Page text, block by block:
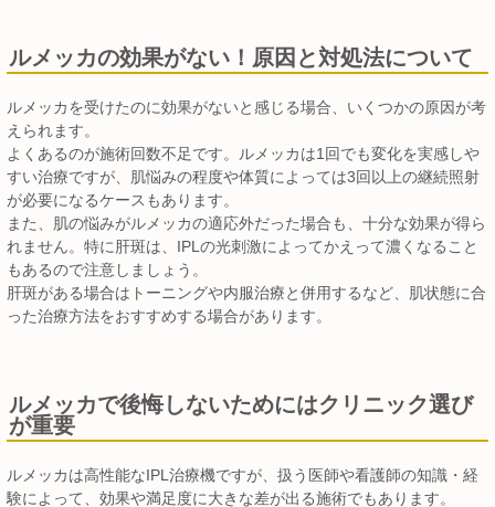
ルメッカの効果がない！原因と対処法について
ルメッカを受けたのに効果がないと感じる場合、いくつかの原因が考
えられます。
よくあるのが施術回数不足です。ルメッカは1回でも変化を実感しや
すい治療ですが、肌悩みの程度や体質によっては3回以上の継続照射
が必要になるケースもあります。
また、肌の悩みがルメッカの適応外だった場合も、十分な効果が得ら
れません。特に肝斑は、IPLの光刺激によってかえって濃くなること
もあるので注意しましょう。
肝斑がある場合はトーニングや内服治療と併用するなど、肌状態に合
った治療方法をおすすめする場合があります。
ルメッカで後悔しないためにはクリニック選び
が重要
ルメッカは高性能なIPL治療機ですが、扱う医師や看護師の知識・経
験によって、効果や満足度に大きな差が出る施術でもあります。